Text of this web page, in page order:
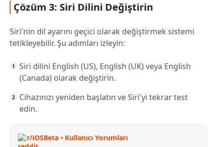
Çözüm 3: Siri Dilini Değiştirin
Siri'nin dil ayarını geçici olarak değiştirmek sistemi
tetikleyebilir. Şu adımları izleyin:
Siri dilini English (US), English (UK) veya English
(Canada) olarak değiştirin.
Cihazınızı yeniden başlatın ve Siri'yi tekrar test
edin.
r/iOSBeta • Kullanıcı Yorumları